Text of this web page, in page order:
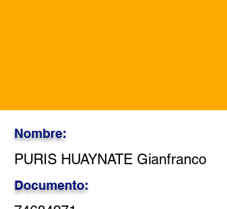
Nombre:
PURIS HUAYNATE Gianfranco
Documento: